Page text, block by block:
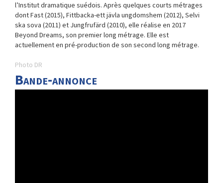
l’Institut dramatique suédois. Après quelques courts métrages
dont Fast (2015), Fittbacka-ett jävla ungdomshem (2012), Selvi
ska sova (2011) et Jungfrufärd (2010), elle réalise en 2017
Beyond Dreams, son premier long métrage. Elle est
actuellement en pré-production de son second long métrage.
Photo DR
Bande-annonce